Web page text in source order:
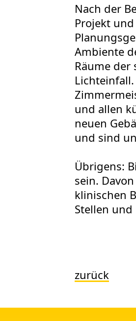
Nach der
Projekt
Ambiente
Räume
und allen
neuen
und sind
Übrigens:
sein.
klinischen
Stellen
zurück